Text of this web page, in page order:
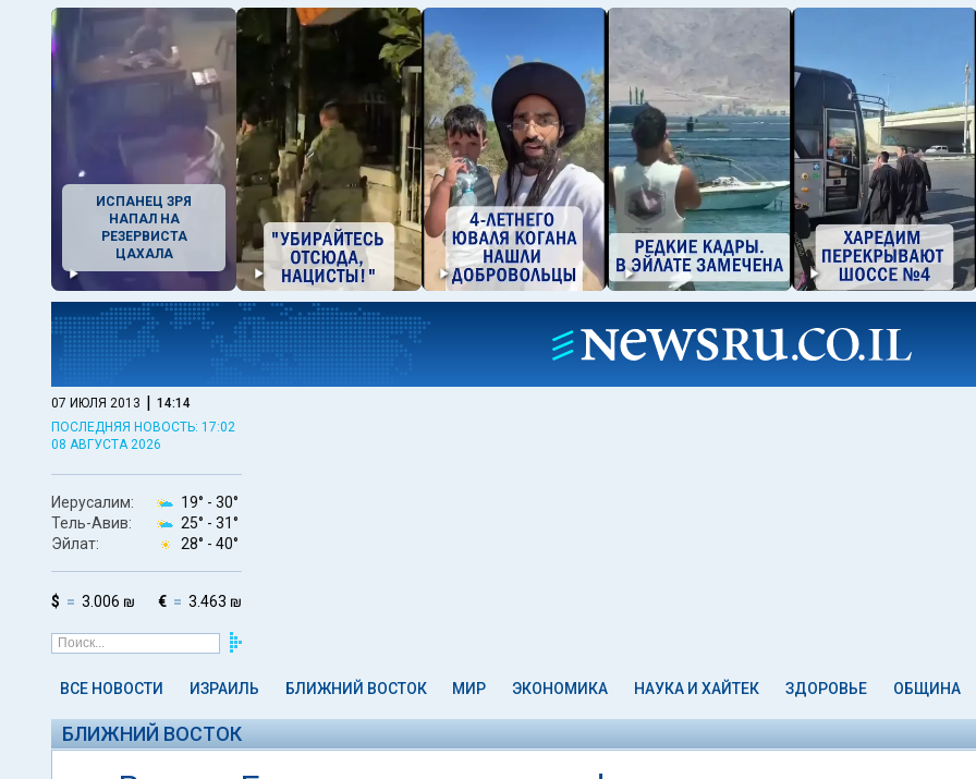
ИСПАНЕЦ ЗРЯ
НАПАЛ НА
РЕЗЕРВИСТА
ЦАХАЛА
07 ИЮЛЯ 2013 | 14:14
ПОСЛЕДНЯЯ НОВОСТЬ: 17:02
08 АВГУСТА 2026
Иерусалим: 19° - 30°
Тель-Авив:
25° - 31°
Эйлат:
28° - 40°
$ 3.006 ₪ € 3.463 ₪
ВСЕ НОВОСТИ ИЗРАИЛЬ БЛИЖНИЙ ВОСТОК МИР ЭКОНОМИКА НАУКА И ХАЙТЕК ЗДОРОВЬЕ ОБЩИНА
БЛИЖНИЙ ВОСТОК